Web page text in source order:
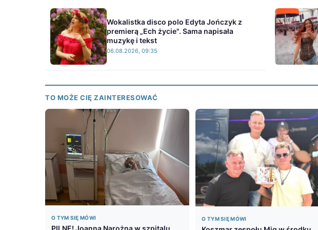
Wokalistka disco polo Edyta Jończyk z
premierą „Ech życie". Sama napisała
muzykę i tekst
06.08.2026, 09:35
TO MOŻE CIĘ ZAINTERESOWAĆ
O TYM SIĘ MÓWI
PILNE! Joanna Narożna w szpitalu
O TYM SIĘ MÓWI